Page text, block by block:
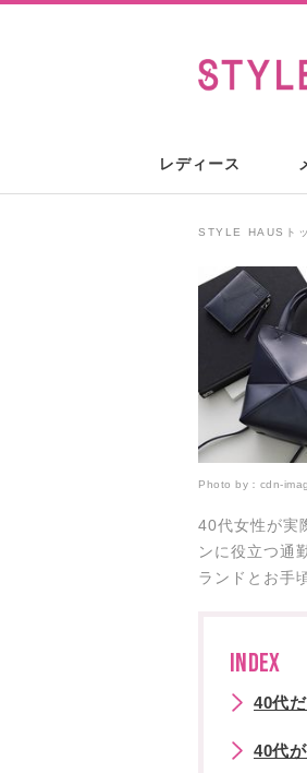
レディース
STYLE HAUSト
Photo by： cdn-
40代女性が実
ンに役立つ通
ランドとお手
INDEX
40代
40代